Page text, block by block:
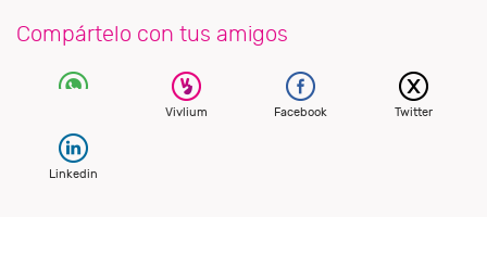
Compártelo con tus amigos
Vivlium Facebook Twitter
Linkedin